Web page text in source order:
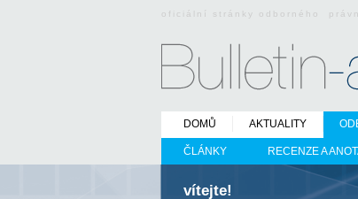
oficiální stránky odborného
DOMŮ AKTUALITY
ČLÁNKY RECENZE A
vítejte!